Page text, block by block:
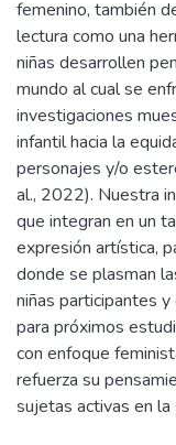
femenino, también
lectura como una
niñas desarrollen
mundo al cual se
investigaciones
infantil hacia la
personajes y/o
al., 2022). Nuestra
que integran en un
expresión artística,
donde se plasman
niñas participantes
para próximos
con enfoque
refuerza su
sujetas activas en la